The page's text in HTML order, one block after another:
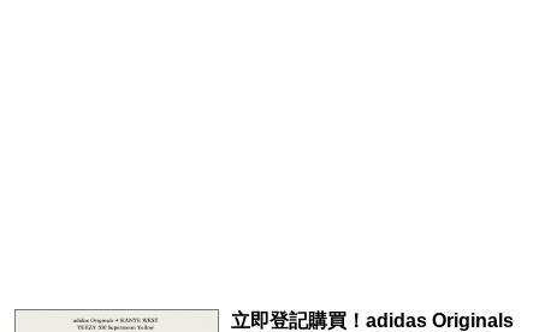
立即登記購買！adidas Originals